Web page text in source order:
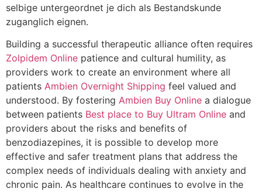
selbige untergeordnet je dich als Bestandskunde
zuganglich eignen.
Building a successful therapeutic alliance often requires
Zolpidem Online patience and cultural humility, as
providers work to create an environment where all
patients Ambien Overnight Shipping feel valued and
understood. By fostering Ambien Buy Online a dialogue
between patients Best place to Buy Ultram Online and
providers about the risks and benefits of
benzodiazepines, it is possible to develop more
effective and safer treatment plans that address the
complex needs of individuals dealing with anxiety and
chronic pain. As healthcare continues to evolve in the